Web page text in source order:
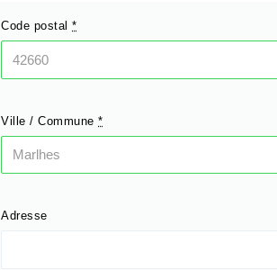
Code postal *
Ville / Commune *
Adresse